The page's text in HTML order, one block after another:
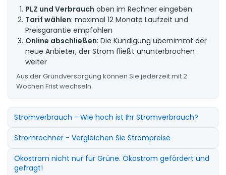
PLZ und Verbrauch oben im Rechner eingeben
Tarif wählen: maximal 12 Monate Laufzeit und
Preisgarantie empfohlen
Online abschließen: Die Kündigung übernimmt der
neue Anbieter, der Strom fließt ununterbrochen
weiter
Aus der Grundversorgung können Sie jederzeit mit 2
Wochen Frist wechseln.
Stromverbrauch - Wie hoch ist Ihr Stromverbrauch?
Stromrechner - Vergleichen Sie Strompreise
Ökostrom nicht nur für Grüne. Ökostrom gefördert und
gefragt!